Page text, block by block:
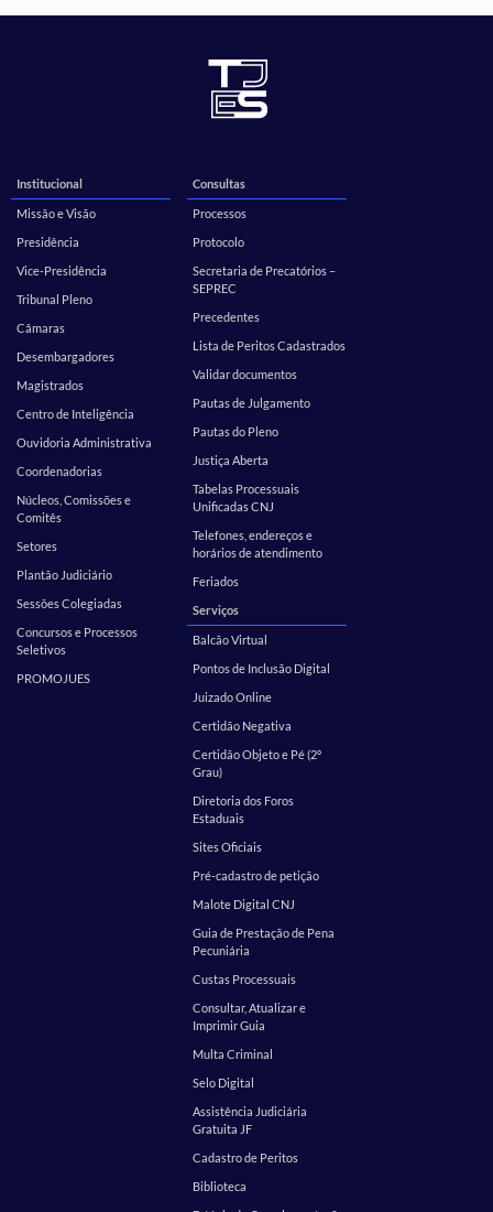
Institucional
Missão e Visão
Presidência
Vice-Presidência
Tribunal Pleno
Câmaras
Desembargadores
Magistrados
Centro de Inteligência
Ouvidoria Administrativa
Coordenadorias
Núcleos, Comissões e
Comitês
Setores
Plantão Judiciário
Sessões Colegiadas
Concursos e Processos
Seletivos
PROMOJUES
Consultas
Processos
Protocolo
Secretaria de Precatórios –
SEPREC
Precedentes
Lista de Peritos Cadastrados
Validar documentos
Pautas de Julgamento
Pautas do Pleno
Justiça Aberta
Tabelas Processuais
Unificadas CNJ
Telefones, endereços e
horários de atendimento
Feriados
Serviços
Balcão Virtual
Pontos de Inclusão Digital
Juizado Online
Certidão Negativa
Certidão Objeto e Pé (2º
Grau)
Diretoria dos Foros
Estaduais
Sites Oficiais
Pré-cadastro de petição
Malote Digital CNJ
Guia de Prestação de Pena
Pecuniária
Custas Processuais
Consultar, Atualizar e
Imprimir Guia
Multa Criminal
Selo Digital
Assistência Judiciária
Gratuita JF
Cadastro de Peritos
Biblioteca